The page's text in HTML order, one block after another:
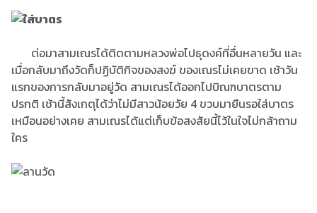
ต่อมาสามเณรได้ติดตามหลวงพ่อไปธุดงค์ที่อื่นหลายวัน และ
เมื่อกลับมาถึงวัดก็ปฏิบัติกิจของสงฆ์ ของเณรไม่เคยขาด เช้าวัน
แรกของการกลับมาอยู่วัด สามเณรได้ออกไปบิณฑบาตรตาม
ปรกติ เช้านี้สังเกตุได้ว่าไม่มีสาวน้อยวัย 4 ขวบมายืนรอใส่บาตร
เหมือนอย่างเคย สามเณรได้แต่เก็บข้อสงสัยนี้ไว้ในใจไม่กล้าถาม
ใคร